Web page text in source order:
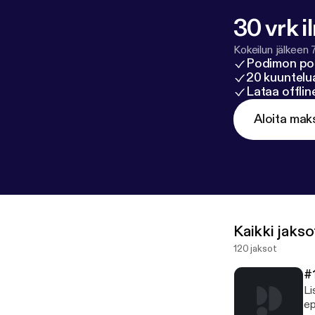
30 vrk
Kokeilun jälkeen
Podimon
20
Lataa
Aloita
Kaikki
120 jaksot